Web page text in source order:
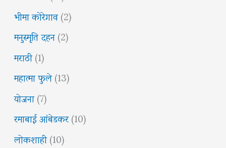
भीमा कोरेगाव(2)
मनुस्मृति दहन(2)
मराठी(1)
महात्मा फुले(13)
योजना(7)
रमाबाई आंबेडकर(10)
लोकशाही(10)